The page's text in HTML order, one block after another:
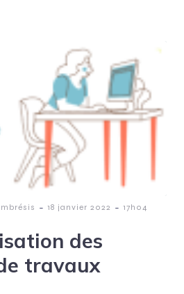
- 18 janvier 2022 - 17h04
des
travaux